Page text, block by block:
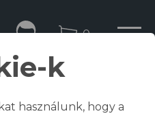
0
k
használunk, hogy a